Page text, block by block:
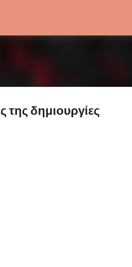
της δημιουργίες